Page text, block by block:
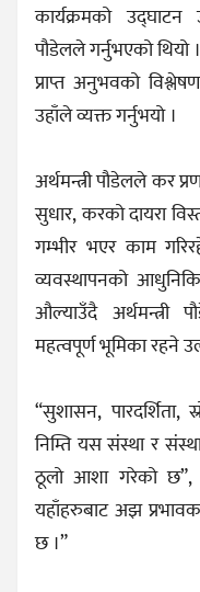
कार्यक्रमको उद्घाटन
पौडेलले गर्नुभएको
प्राप्त अनुभवको
उहाँले व्यक्त गर्नुभयो ।
अर्थमन्त्री पौडेलले कर
सुधार, करको दायरा
गम्भीर भएर काम
व्यवस्थापनको
औल्याउँदै अर्थमन्त्री
महत्वपूर्ण भूमिका रहने
“सुशासन,
निम्ति यस संस्था र
ठूलो आशा गरेको छ”,
यहाँहरुबाट अझ
छ ।”